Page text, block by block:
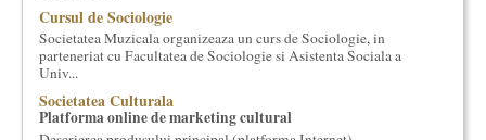
Cursul de Sociologie
Societatea Muzicala organizeaza un curs de Sociologie, in
parteneriat cu Facultatea de Sociologie si Asistenta Sociala a
Univ...
Societatea Culturala
Platforma online de marketing cultural